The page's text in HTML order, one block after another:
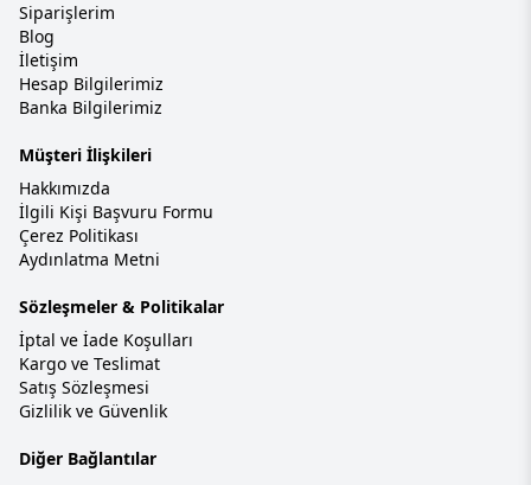
Siparişlerim
Blog
İletişim
Hesap Bilgilerimiz
Banka Bilgilerimiz
Müşteri İlişkileri
Hakkımızda
İlgili Kişi Başvuru Formu
Çerez Politikası
Aydınlatma Metni
Sözleşmeler & Politikalar
İptal ve İade Koşulları
Kargo ve Teslimat
Satış Sözleşmesi
Gizlilik ve Güvenlik
Diğer Bağlantılar